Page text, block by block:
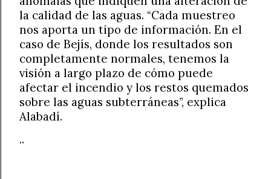
la calidad de las aguas. “Cada muestreo
nos aporta un tipo de información. En el
caso de Bejís, donde los resultados son
completamente normales, tenemos la
visión a largo plazo de cómo puede
afectar el incendio y los restos quemados
sobre las aguas subterráneas”, explica
Alabadí.
..